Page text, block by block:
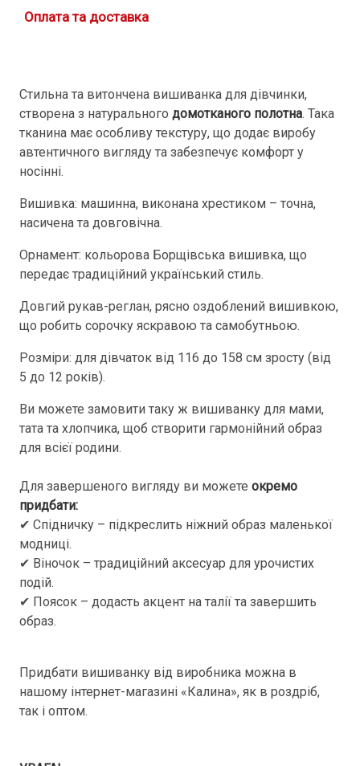
Оплата та доставка
Стильна та витончена вишиванка для дівчинки,
створена з натурального домотканого полотна. Така
тканина має особливу текстуру, що додає виробу
автентичного вигляду та забезпечує комфорт у
носінні.
Вишивка: машинна, виконана хрестиком – точна,
насичена та довговічна.
Орнамент: кольорова Борщівська вишивка, що
передає традиційний український стиль.
Довгий рукав-реглан, рясно оздоблений вишивкою,
що робить сорочку яскравою та самобутньою.
Розміри: для дівчаток від 116 до 158 см зросту (від
5 до 12 років).
Ви можете замовити таку ж вишиванку для мами,
тата та хлопчика, щоб створити гармонійний образ
для всієї родини.
Для завершеного вигляду ви можете окремо
придбати:
✔ Спідничку – підкреслить ніжний образ маленької
модниці.
✔ Віночок – традиційний аксесуар для урочистих
подій.
✔ Поясок – додасть акцент на талії та завершить
образ.
Придбати вишиванку від виробника можна в
нашому інтернет-магазині «Калина», як в роздріб,
так і оптом.